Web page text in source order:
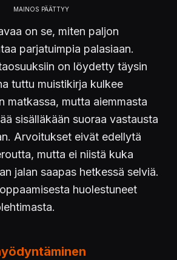
on se, miten paljon
parjatuimpia palasiaan.
on löydetty täysin
tuttu muistikirja kulkee
matkassa, mutta aiemmasta
sisälläkään suoraa vastausta
Arvoitukset eivät edellytä
mutta ei niistä kuka
jalan saapas hetkessä selviä.
huolestuneet